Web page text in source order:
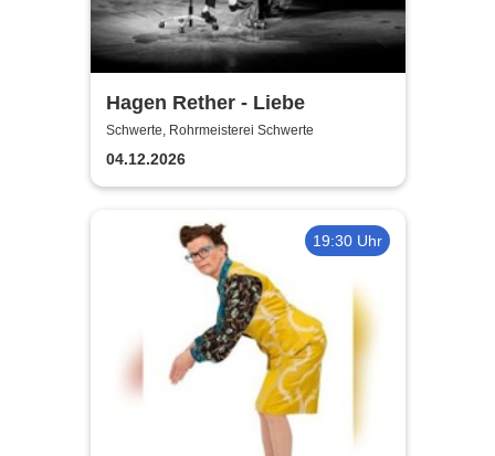
Hagen Rether - Liebe
Schwerte, Rohrmeisterei Schwerte
04.12.2026
19:30 Uhr